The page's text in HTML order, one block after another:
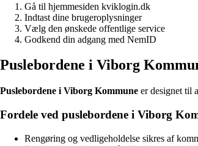
Gå til hjemmesiden kviklogin.dk
Indtast dine brugeroplysninger
Vælg den ønskede offentlige service
Godkend din adgang med NemID
Puslebordene i Viborg
Puslebordene i Viborg Kommune er designet til
Fordele ved puslebordene i Viborg
Rengøring og vedligeholdelse sikres af